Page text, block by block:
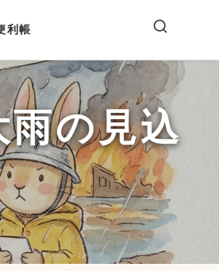
利帳
雨の見込